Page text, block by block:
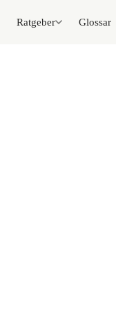
Ratgeber Glossar